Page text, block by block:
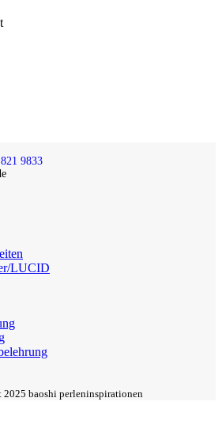
9833
LUCID
baoshi perleninspirationen